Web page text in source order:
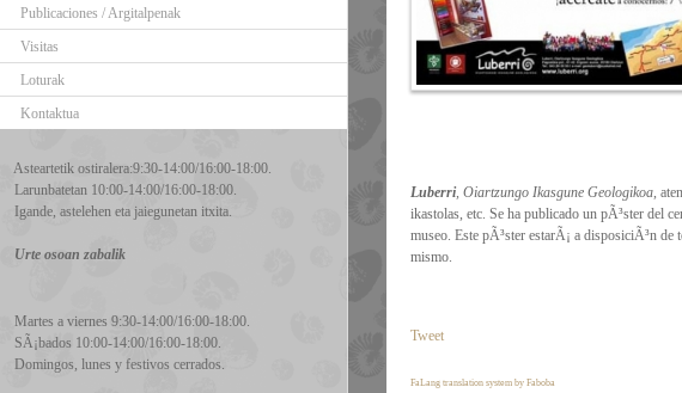
Luberri, Oiartzungo Ikasgune Geologikoa,
ikastolas, etc. Se ha publicado un pÃ³ster del
museo. Este pÃ³ster estarÃ¡ a disposiciÃ³n
mismo.
Tweet
FaLang translation system by Faboba
Publicaciones / Argitalpenak
Visitas
Loturak
Kontaktua
Asteartetik ostiralera:9:30-14:00/16:00-18:00.
Larunbatetan 10:00-14:00/16:00-18:00.
Igande, astelehen eta jaiegunetan itxita.
Urte osoan zabalik
Martes a viernes 9:30-14:00/16:00-18:00.
SÃ¡bados 10:00-14:00/16:00-18:00.
Domingos, lunes y festivos cerrados.